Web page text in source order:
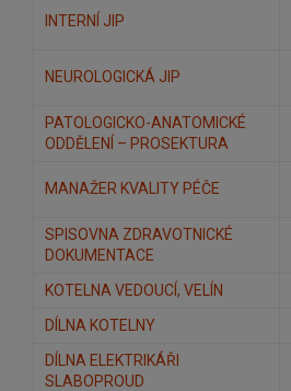
INTERNÍ JIP
NEUROLOGICKÁ JIP
PATOLOGICKO-ANATOMICKÉ
ODDĚLENÍ – PROSEKTURA
MANAŽER KVALITY PÉČE
SPISOVNA ZDRAVOTNICKÉ
DOKUMENTACE
KOTELNA VEDOUCÍ, VELÍN
DÍLNA KOTELNY
DÍLNA ELEKTRIKÁŘI
SLABOPROUD